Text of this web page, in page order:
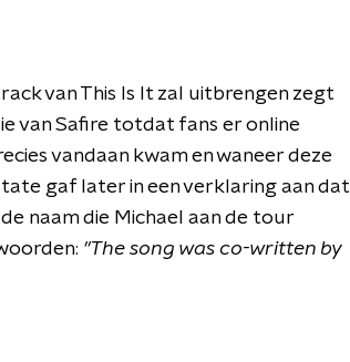
van This Is It zal uitbrengen zegt
van Safire totdat fans er online
vandaan kwam en waneer deze
gaf later in een verklaring aan dat
naam die Michael aan de tour
"The song was co-written by